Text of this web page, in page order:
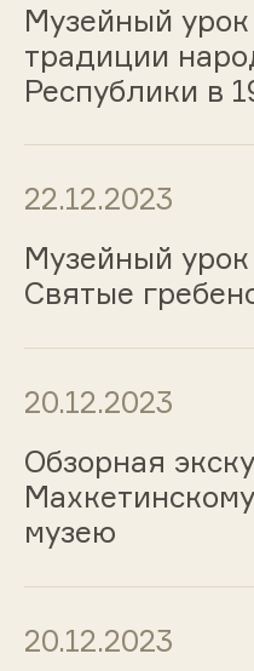
Музейный
традиции
Республики в
22.12.2023
Музейный
Святые
20.12.2023
Обзорная
музею
20.12.2023